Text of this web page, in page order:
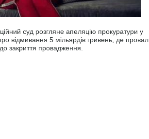
суд розгляне апеляцію прокуратури у
відмивання 5 мільярдів гривень, де провал
закриття провадження.